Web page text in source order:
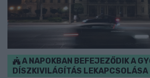
A NAPOKBAN BEFEJEZŐDIK A
DÍSZKIVILÁGÍTÁS LEKAPCSOLÁSA